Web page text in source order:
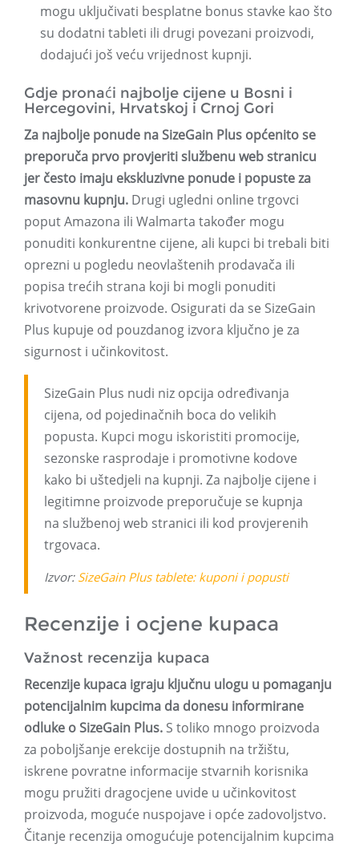
mogu uključivati ​​besplatne bonus stavke kao što
su dodatni tableti ili drugi povezani proizvodi,
dodajući još veću vrijednost kupnji.
Gdje pronaći najbolje cijene u Bosni i
Hercegovini, Hrvatskoj i Crnoj Gori
Za najbolje ponude na SizeGain Plus općenito se
preporuča prvo provjeriti službenu web stranicu
jer često imaju ekskluzivne ponude i popuste za
masovnu kupnju. Drugi ugledni online trgovci
poput Amazona ili Walmarta također mogu
ponuditi konkurentne cijene, ali kupci bi trebali biti
oprezni u pogledu neovlaštenih prodavača ili
popisa trećih strana koji bi mogli ponuditi
krivotvorene proizvode. Osigurati da se SizeGain
Plus kupuje od pouzdanog izvora ključno je za
sigurnost i učinkovitost.
SizeGain Plus nudi niz opcija određivanja
cijena, od pojedinačnih boca do velikih
popusta. Kupci mogu iskoristiti promocije,
sezonske rasprodaje i promotivne kodove
kako bi uštedjeli na kupnji. Za najbolje cijene i
legitimne proizvode preporučuje se kupnja
na službenoj web stranici ili kod provjerenih
trgovaca.
Izvor: SizeGain Plus tablete: kuponi i popusti
Recenzije i ocjene kupaca
Važnost recenzija kupaca
Recenzije kupaca igraju ključnu ulogu u pomaganju
potencijalnim kupcima da donesu informirane
odluke o SizeGain Plus. S toliko mnogo proizvoda
za poboljšanje erekcije dostupnih na tržištu,
iskrene povratne informacije stvarnih korisnika
mogu pružiti dragocjene uvide u učinkovitost
proizvoda, moguće nuspojave i opće zadovoljstvo.
Čitanje recenzija omogućuje potencijalnim kupcima